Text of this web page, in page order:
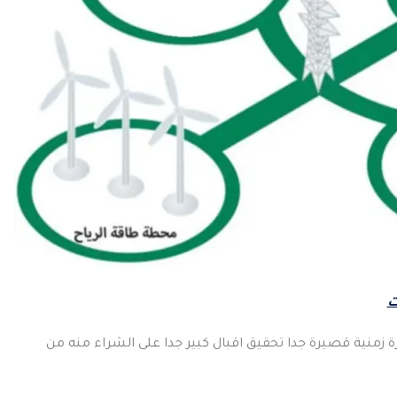
قصيرة جدا تحقيق اقبال كبير جدا على الشراء منه من